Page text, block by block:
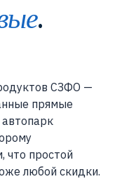
.
СЗФО —
прямые
что простой
любой скидки.